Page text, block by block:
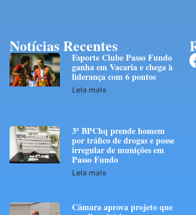
Notícias Recentes
Esporte Clube Passo Fundo
ganha em Vacaria e chega à
liderança com 6 pontos
Leia mais
3º BPChq prende homem
por tráfico de drogas e posse
irregular de munições em
Passo Fundo
Leia mais
Câmara aprova projeto que